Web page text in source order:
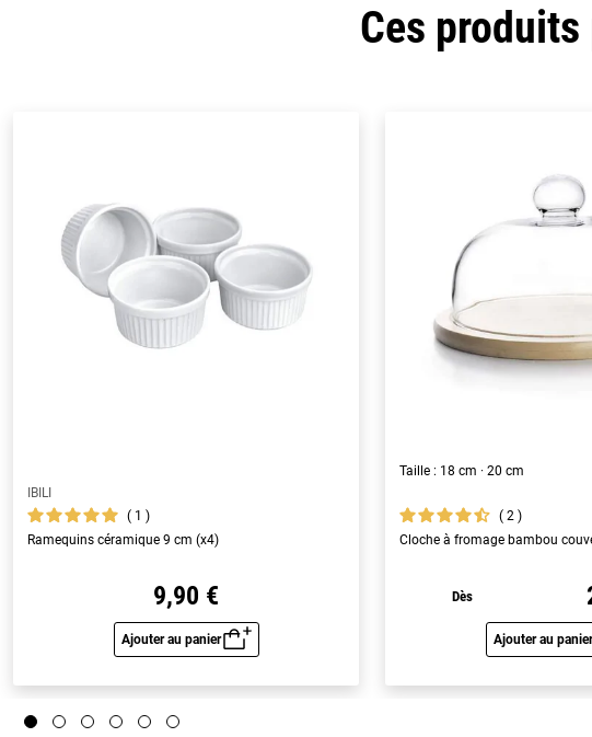
Ces
IBILI
1
Ramequins céramique 9 cm (x4)
9,90 €
Ajouter au panier
Aperçu rapide
Taille : 18 cm · 20 cm
2
Cloche à fromage bambou
Dès
Ajouter au panier